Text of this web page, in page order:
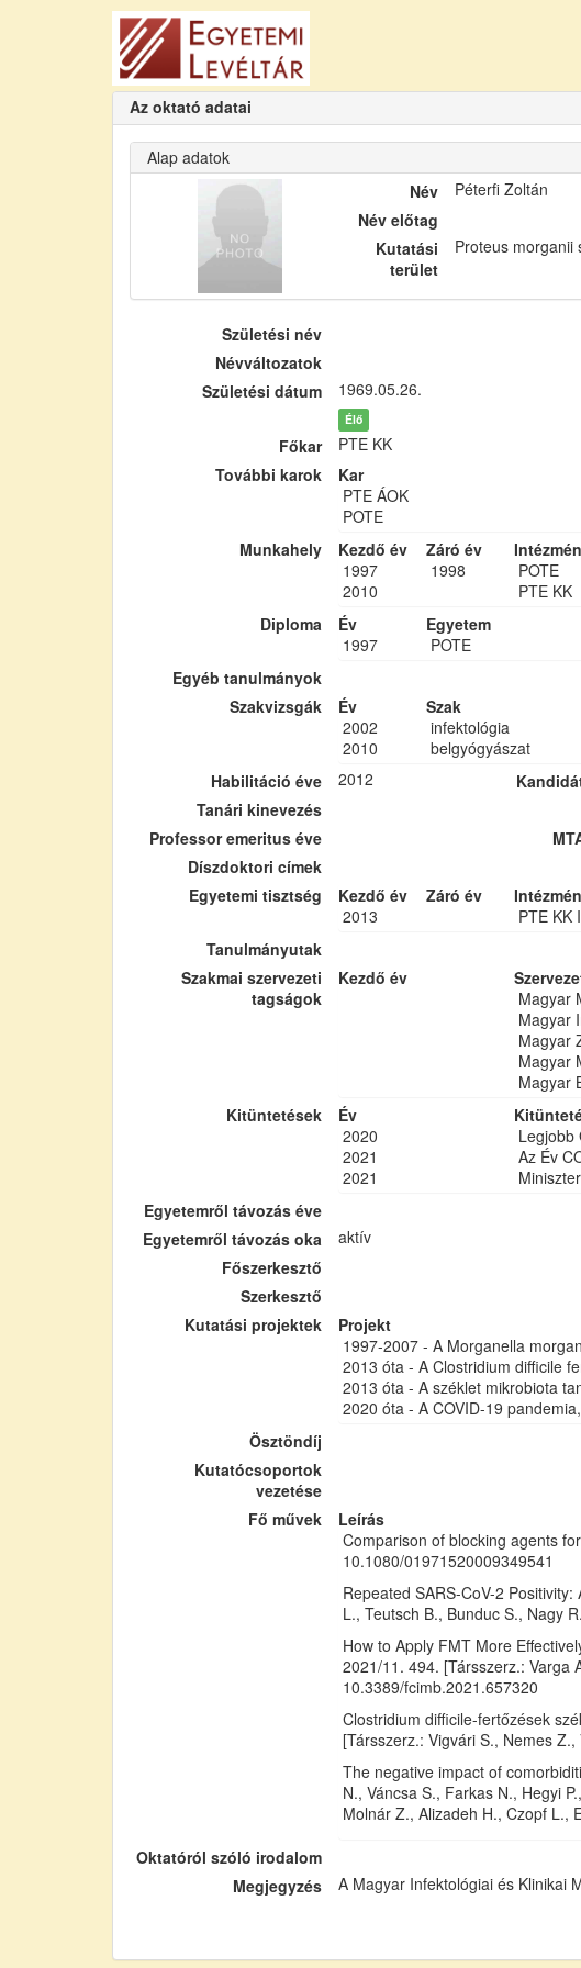
Az oktató adatai
Alap adatok
Név
Péterfi Zoltán
Név előtag
Kutatási
terület
Proteus morganii
Születési név
Névváltozatok
Születési dátum
1969.05.26.
Élő
Főkar
PTE KK
További karok
Kar
PTE ÁOK
POTE
Munkahely
Kezdő év Záró év
1997
1998 POTE
2010
PTE KK
Diploma
Év Egyetem
1997
POTE
Egyéb tanulmányok
Szakvizsgák
Év
Szak
2002
infektológia
2010
belgyógyászat
Habilitáció éve
2012
Tanári kinevezés
Professor emeritus éve
Díszdoktori címek
Egyetemi tisztség
Kezdő év Záró év
2013
PTE KK
Tanulmányutak
Szakmai szervezeti
tagságok
Kezdő év
Magyar
Magyar
Magyar
Magyar
Magyar
Kitüntetések
Év
2020
Legjobb
2021
Az Év
2021
Egyetemről távozás éve
Egyetemről távozás oka
aktív
Főszerkesztő
Szerkesztő
Kutatási projektek
Projekt
1997-2007 - A Morganella
2013 óta - A Clostridium difficile
2013 óta - A széklet mikrobiota
2020 óta - A COVID-19
Ösztöndíj
Kutatócsoportok
vezetése
Fő művek
Leírás
Comparison of blocking agents
10.1080/01971520009349541
Repeated SARS-CoV-2
L., Teutsch B., Bunduc S., Nagy
How to Apply FMT More
2021/11. 494. [Társszerz.: Varga
10.3389/fcimb.2021.657320
Clostridium difficile-fertőzések
[Társszerz.: Vigvári S., Nemes
The negative impact of
N., Váncsa S., Farkas N., Hegyi
Molnár Z., Alizadeh H., Czopf L.,
Oktatóról szóló irodalom
Megjegyzés
A Magyar Infektológiai és Klinikai